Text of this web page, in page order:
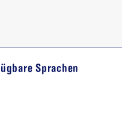
Sprachen